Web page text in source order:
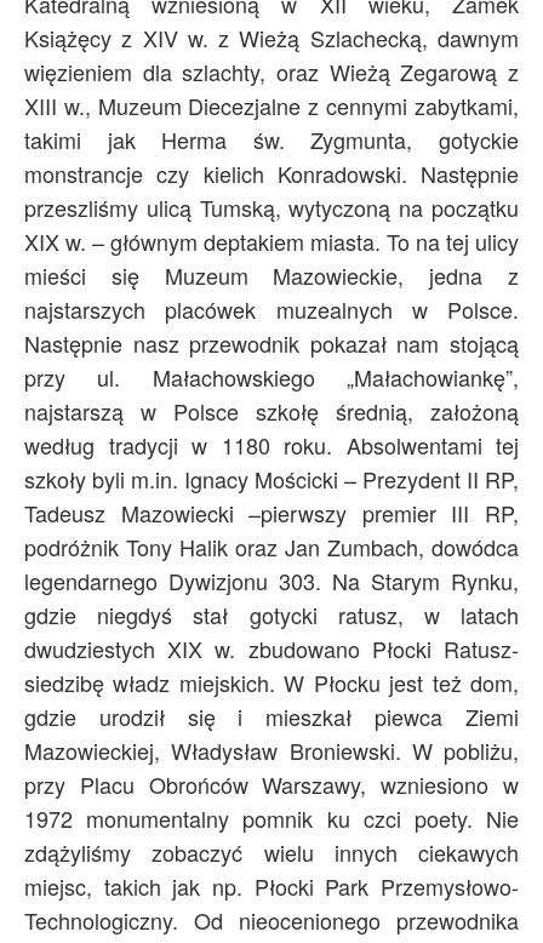
Książęcy z XIV w. z Wieżą Szlachecką, dawnym
więzieniem dla szlachty, oraz Wieżą Zegarową z
XIII w., Muzeum Diecezjalne z cennymi zabytkami,
takimi jak Herma św. Zygmunta, gotyckie
monstrancje czy kielich Konradowski. Następnie
przeszliśmy ulicą Tumską, wytyczoną na początku
XIX w. – głównym deptakiem miasta. To na tej ulicy
mieści się Muzeum Mazowieckie, jedna z
najstarszych placówek muzealnych w Polsce.
Następnie nasz przewodnik pokazał nam stojącą
przy ul. Małachowskiego „Małachowiankę”,
najstarszą w Polsce szkołę średnią, założoną
według tradycji w 1180 roku. Absolwentami tej
szkoły byli m.in. Ignacy Mościcki – Prezydent II RP,
Tadeusz Mazowiecki –pierwszy premier III RP,
podróżnik Tony Halik oraz Jan Zumbach, dowódca
legendarnego Dywizjonu 303. Na Starym Rynku,
gdzie niegdyś stał gotycki ratusz, w latach
dwudziestych XIX w. zbudowano Płocki Ratusz-
siedzibę władz miejskich. W Płocku jest też dom,
gdzie urodził się i mieszkał piewca Ziemi
Mazowieckiej, Władysław Broniewski. W pobliżu,
przy Placu Obrońców Warszawy, wzniesiono w
1972 monumentalny pomnik ku czci poety. Nie
zdążyliśmy zobaczyć wielu innych ciekawych
miejsc, takich jak np. Płocki Park Przemysłowo-
Technologiczny. Od nieocenionego przewodnika